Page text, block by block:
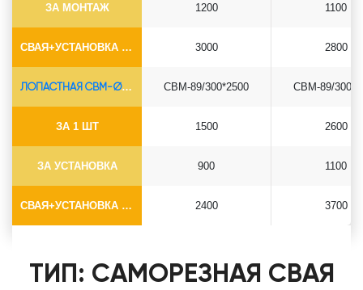
ЗА МОНТАЖ
СВАЯ+УСТАНОВКА (БЕЗ ОГОЛОВКА)
1200
3000
1100
2800
ЛОПАСТНАЯ СВМ-Ø89*6.5
ЗА 1 ШТ
ЗА УСТАНОВКА
СВАЯ+УСТАНОВКА (БЕЗ ОГОЛОВКА)
СВМ-89/300*2500
1500
900
2400
СВМ-89/
2600
1100
3700
ТИП: САМОРЕЗНАЯ СВАЯ